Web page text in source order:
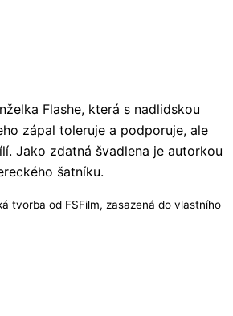
Flashe, která s nadlidskou
zápal toleruje a podporuje, ale
Jako zdatná švadlena je autorkou
šatníku.
tvorba od FSFilm, zasazená do vlastního